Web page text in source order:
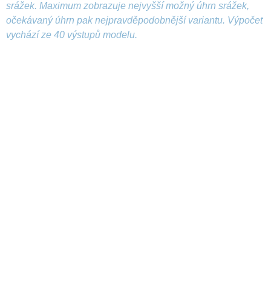
srážek. Maximum zobrazuje nejvyšší možný úhrn srážek,
očekávaný úhrn pak nejpravděpodobnější variantu. Výpočet
vychází ze 40 výstupů modelu.